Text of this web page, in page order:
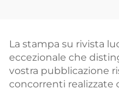
La stampa su rivista
eccezionale che
vostra pubblicazione
concorrenti realizzate